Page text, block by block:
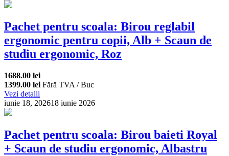
Pachet pentru scoala: Birou reglabil
ergonomic pentru copii, Alb + Scaun de
studiu ergonomic, Roz
1688.00 lei
1399.00 lei Fără TVA / Buc
Vezi detalii
iunie 18, 202618 iunie 2026
Pachet pentru scoala: Birou baieti Royal
+ Scaun de studiu ergonomic, Albastru